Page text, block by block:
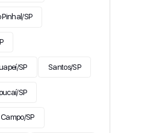
SP
SP Santos/SP
SP
SP